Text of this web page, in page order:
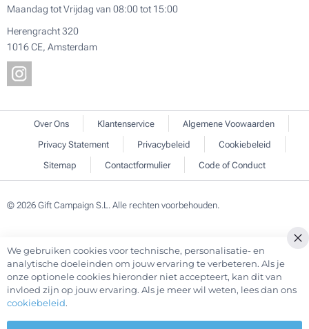
Maandag tot Vrijdag van 08:00 tot 15:00
Herengracht 320
1016 CE, Amsterdam
Over Ons Klantenservice
Algemene Voowaarden
Privacy Statement
Privacybeleid
Cookiebeleid
Sitemap
Contactformulier Code of Conduct
© 2026 Gift Campaign S.L. Alle rechten voorbehouden.
We gebruiken cookies voor technische, personalisatie- en
analytische doeleinden om jouw ervaring te verbeteren. Als je
onze optionele cookies hieronder niet accepteert, kan dit van
invloed zijn op jouw ervaring. Als je meer wil weten, lees dan ons
cookiebeleid.